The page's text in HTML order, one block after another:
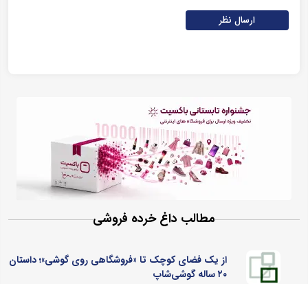
ارسال نظر
مطالب داغ خرده فروشی
از یک فضای کوچک تا «فروشگاهی روی گوشی»؛ داستان
۲۰ ساله گوشی‌شاپ